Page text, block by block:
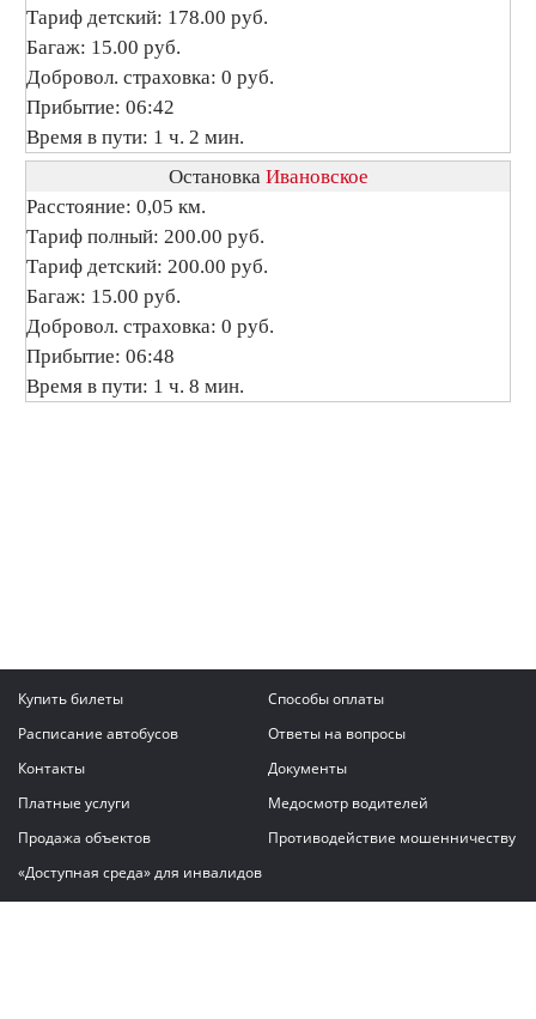
Тариф детский: 178.00 руб.
Багаж: 15.00 руб.
Добровол. страховка: 0 руб.
Прибытие: 06:42
Время в пути: 1 ч. 2 мин.
Остановка Ивановское
Расстояние: 0,05 км.
Тариф полный: 200.00 руб.
Тариф детский: 200.00 руб.
Багаж: 15.00 руб.
Добровол. страховка: 0 руб.
Прибытие: 06:48
Время в пути: 1 ч. 8 мин.
Купить билеты
Способы оплаты
Расписание автобусов
Ответы на вопросы
Контакты
Документы
Платные услуги
Медосмотр водителей
Продажа объектов
Противодействие мошенничеству
«Доступная среда» для инвалидов